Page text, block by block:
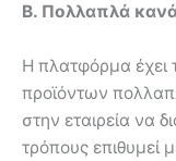
Β. Πολλαπλά
Η πλατφόρμα έχει
προϊόντων
στην εταιρεία να
τρόπους επιθυμεί